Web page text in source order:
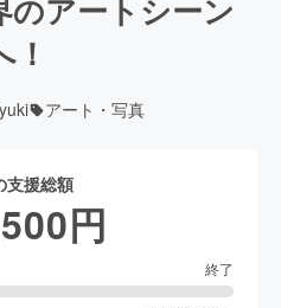
のアートシーン
！
アート・写真
支援総額
円
終了